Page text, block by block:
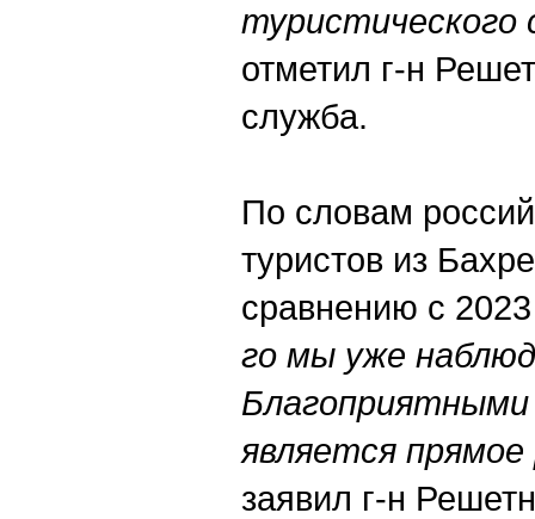
туристического
отметил г-н
служба.
По словам
туристов из
сравнению с
го мы уже
является
заявил г-н